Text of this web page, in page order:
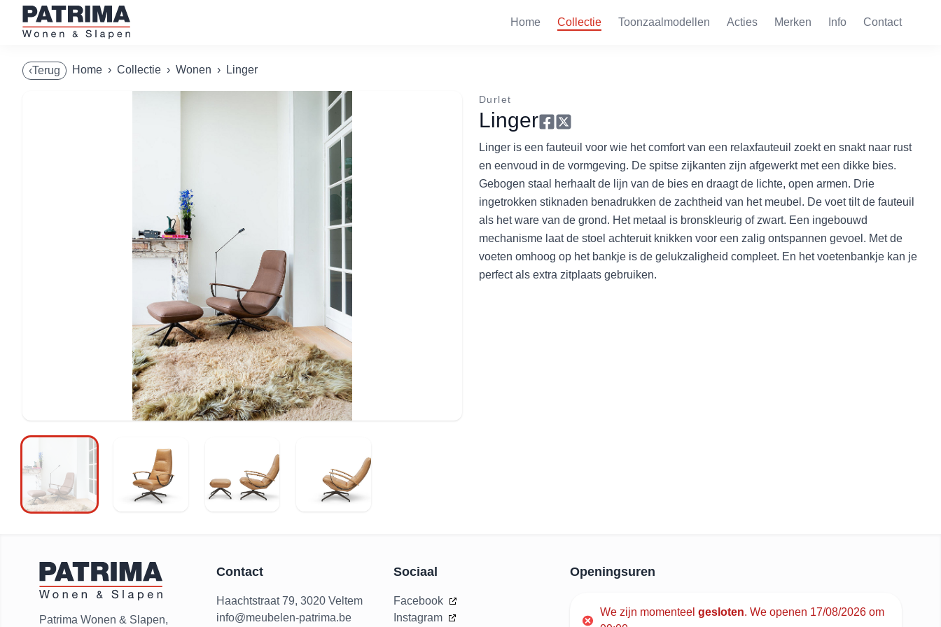
Home Collectie Toonzaalmodellen Acties Merken Info Contact
‹Terug Home › Collectie › Wonen › Linger
Durlet
Linger
Linger is een fauteuil voor wie het comfort van een relaxfauteuil zoekt en snakt naar rust
en eenvoud in de vormgeving. De spitse zijkanten zijn afgewerkt met een dikke bies.
Gebogen staal herhaalt de lijn van de bies en draagt de lichte, open armen. Drie
ingetrokken stiknaden benadrukken de zachtheid van het meubel. De voet tilt de fauteuil
als het ware van de grond. Het metaal is bronskleurig of zwart. Een ingebouwd
mechanisme laat de stoel achteruit knikken voor een zalig ontspannen gevoel. Met de
voeten omhoog op het bankje is de gelukzaligheid compleet. En het voetenbankje kan je
perfect als extra zitplaats gebruiken.
Patrima Wonen & Slapen,
Contact
Haachtstraat 79, 3020 Veltem
info@meubelen-patrima.be
Sociaal
Facebook
Instagram
Openingsuren
We zijn momenteel gesloten. We openen 17/08/2026 om